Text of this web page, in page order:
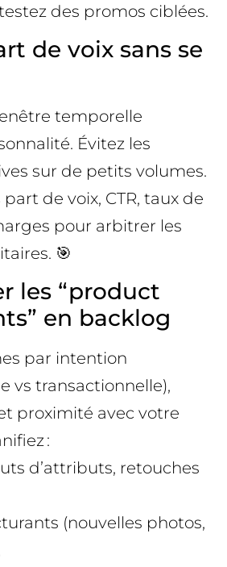
des promos ciblées.
de voix sans se
temporelle
Évitez les
sur de petits volumes.
de voix, CTR, taux de
pour arbitrer les
🎯
les “product
en backlog
par intention
vs transactionnelle),
proximité avec votre
:
d’attributs, retouches
(nouvelles photos,